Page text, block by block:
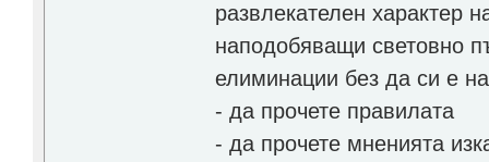
развлекателен характер
наподобяващи световно
елиминации без да си е
- да прочете правилата
- да прочете мненията